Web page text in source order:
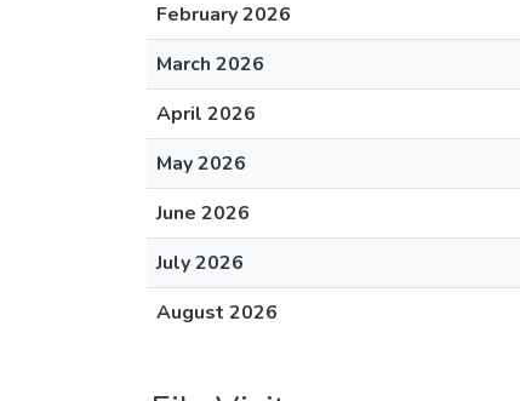
February 2026
March 2026
April 2026
May 2026
June 2026
July 2026
August 2026